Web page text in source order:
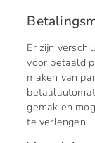
Er zijn
voor betaald
maken van
gemak en
te verlengen.